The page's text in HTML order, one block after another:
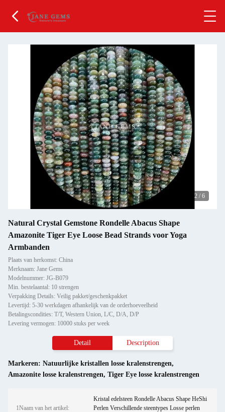
2 / 6
Natural Crystal Gemstone Rondelle Abacus Shape
Amazonite Tiger Eye Loose Bead Strands voor Yoga
Armbanden
Plaats van herkomst: China
Merknaam: Jane Gems
Modelnummer: JG-B079
Min. bestelaantal: 10 strengen
Verpakking Details: Veilig pakket/geschenkpakket
Levertijd: 5-30 werkdagen afhankelijk van de orderhoeveelheid
Betalingscondities: T/T, Western Union, L/C, D/A, D/P
Levering vermogen: 10000 stuks per week
Detail Description
Markeren: Natuurlijke kristallen losse kralenstrengen,
Amazonite losse kralenstrengen, Tiger Eye losse kralenstrengen
1Naam van het artikel:
Kristal edelsteen Rondelle Abacus Shape HeShi
Perlen Verschillende steentypes Losse perlen